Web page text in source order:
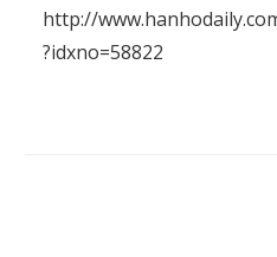
http://
?idxno=58822